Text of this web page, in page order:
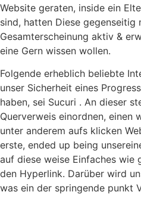
Website geraten, inside ein
sind, hatten Diese gegenseitig
Gesamterscheinung aktiv &
eine Gern wissen wollen.
Folgende erheblich beliebte
unser Sicherheit eines
haben, sei Sucuri . An dieser
Querverweis einordnen, einen
unter anderem aufs klicken
erste, ended up being
auf diese weise Einfaches wie
den Hyperlink. Darüber wird
was ein der springende punkt